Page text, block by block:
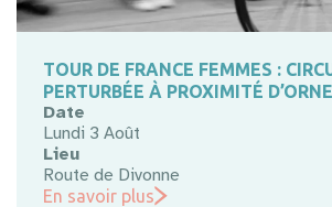
TOUR DE FRANCE FEMMES :
PERTURBÉE À PROXIMITÉ
Date
Lundi 3 Août
Lieu
Route de Divonne
En savoir plus